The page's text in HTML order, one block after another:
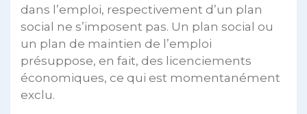
dans l’emploi, respectivement d’un plan
social ne s’imposent pas. Un plan social ou
un plan de maintien de l’emploi
présuppose, en fait, des licenciements
économiques, ce qui est momentanément
exclu.